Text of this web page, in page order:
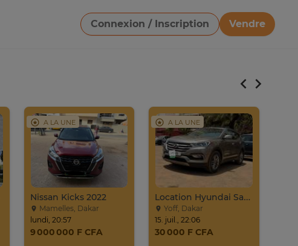
Connexion / Inscription
Vendre
Télécharger une image
A LA UNE
Nissan Kicks 2022
Mamelles, Dakar
lundi, 20:57
9 000 000 F CFA
A LA UNE
Location Hyundai Santafé Sport
Yoff, Dakar
15. juil., 22:06
30 000 F CFA